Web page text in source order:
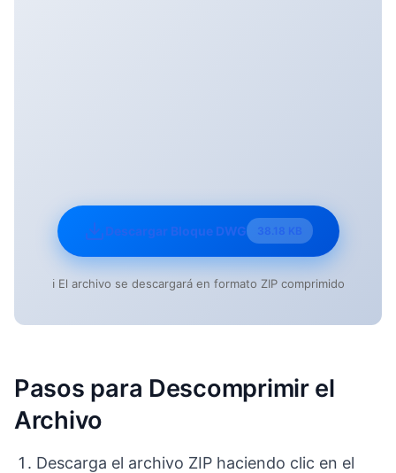
Descargar Bloque DWG 38.18 KB
ℹ️ El archivo se descargará en formato ZIP comprimido
Pasos para Descomprimir el
Archivo
Descarga el archivo ZIP haciendo clic en el